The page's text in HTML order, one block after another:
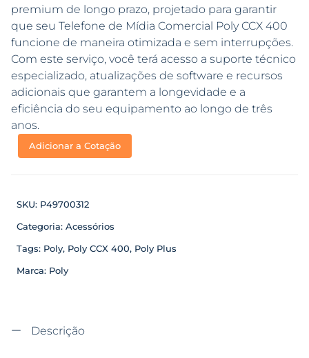
premium de longo prazo, projetado para garantir
que seu Telefone de Mídia Comercial Poly CCX 400
funcione de maneira otimizada e sem interrupções.
Com este serviço, você terá acesso a suporte técnico
especializado, atualizações de software e recursos
adicionais que garantem a longevidade e a
eficiência do seu equipamento ao longo de três
anos.
Adicionar a Cotação
SKU: P49700312
Categoria: Acessórios
Tags: Poly, Poly CCX 400, Poly Plus
Marca: Poly
Descrição